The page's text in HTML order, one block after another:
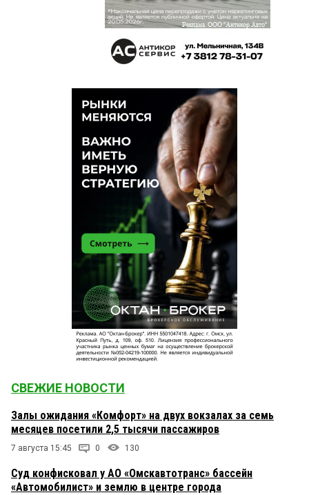
СВЕЖИЕ НОВОСТИ
Залы ожидания «Комфорт» на двух вокзалах за семь
месяцев посетили 2,5 тысячи пассажиров
7 августа 15:45 0 130
Суд конфисковал у АО «Омскавтотранс» бассейн
«Автомобилист» и землю в центре города